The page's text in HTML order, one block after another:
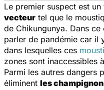
Le premier suspect est un
vecteur tel que le
de Chikungunya. Dans
parler de pandémie car il
dans lesquelles ces
zones sont inaccessibles
Parmi les autres dangers
éliminent les